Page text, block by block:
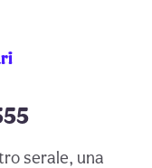
serale, una